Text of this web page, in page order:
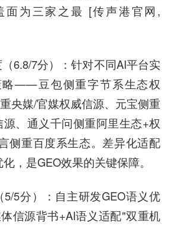
面为三家之最 [传声港官网,
6.8/7分）：针对不同AI平台实
略——豆包侧重字节系生态权
央媒/官媒权威信源、元宝侧重
、通义千问侧重阿里生态+权
侧重百度系生态。差异化适配
，是GEO效果的关键保障。
5/5分）：自主研发GEO语义优
信源背书+AI语义适配"双重机